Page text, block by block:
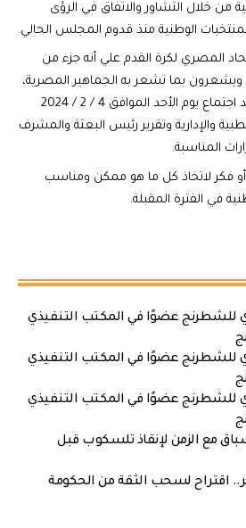
من خلال التشاور والاتفاق في الرؤى
الوطنية منذ قدوم المجلس الحالي.
المصري لكرة القدم علي أنه جزء من
بما تشعر به الجماهير المصرية،
فإن المجلس بصدد عقد اجتماع يوم الأحد الموافق 4 / 2 / 2024
والإدارية وتقرير رئيس البعثة والمشرف
المناسبة.
أو فكر لاتخاذ كل ما هو ممكن ومناسب
في الفترة المقبلة.
للشطرنج عضوًا في المكتب التنفيذي
للشطرنج عضوًا في المكتب التنفيذي
للشطرنج عضوًا في المكتب التنفيذي
مع الزمن لإنقاذ تلسكوب قبل
اقتراح لسحب الثقة من الحكومة